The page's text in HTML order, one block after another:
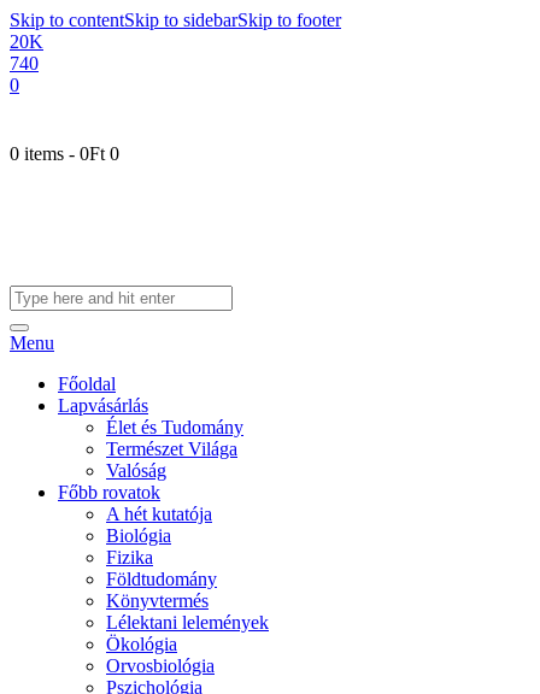
Skip to contentSkip to sidebarSkip to footer
20K
740
0
0 items - 0Ft 0
Menu
Főoldal
Lapvásárlás
Élet és Tudomány
Természet Világa
Valóság
Főbb rovatok
A hét kutatója
Biológia
Fizika
Földtudomány
Könyvtermés
Lélektani lelemények
Ökológia
Orvosbiológia
Pszichológia